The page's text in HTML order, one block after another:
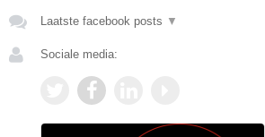
Laatste facebook posts ▼
Sociale media: